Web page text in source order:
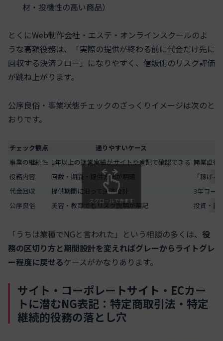
材・投機性の高い商品）
とくにWeb制作会社・エステ・オンラインスクールのよ
うな高額役務は、「実際の提供が終わる前に代金だけ先に
回収する決済フロー」になりやすく、信販側のリスク評価
が跳ね上がります。
公序良俗・事業状態チェックのざっくりイメージは次のと
おりです。
チェック観点
通りやすいケース
事業の継続性 1年以上の運営実績がサイトや登記で確認できる 開業直後
役務内容
回数・期間・提供方法が明確
「稼げ
代金回収
提供期間に沿って決済設計
3年コー
公序良俗
美容・教育でもリスク説明が明記 投資・副
スクロールできます
「うちは業種でNGと言われた」という相談の多くは、 役
務の区切り方と期間設計を変えればグレーからライトグレ
ー程度に戻せるケースがかなりあります。
サイト・コーポレートサイト・ECカー
トに潜むNG表記：特定商取引法・特定
継続的役務の落とし穴